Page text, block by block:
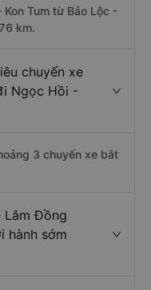
Tum từ Bảo Lộc -
km.
chuyến xe
Ngọc Hồi -
3 chuyến xe bắt
Lâm Đồng
hành sớm